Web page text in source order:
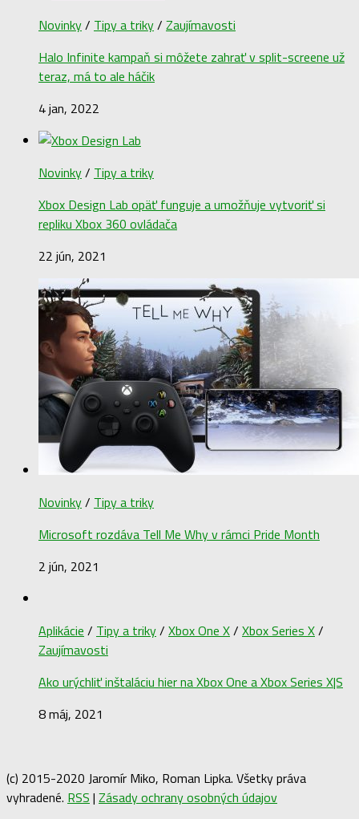
Novinky/ Tipy a triky/ Zaujímavosti
Halo Infinite kampaň si môžete zahrať v split-screene už
teraz, má to ale háčik
4 jan, 2022
Novinky/ Tipy a triky
Xbox Design Lab opäť funguje a umožňuje vytvoriť si
repliku Xbox 360 ovládača
22 jún, 2021
Novinky/ Tipy a triky
Microsoft rozdáva Tell Me Why v rámci Pride Month
2 jún, 2021
Aplikácie / Tipy a triky/ Xbox One X/ Xbox Series X/
Zaujímavosti
Ako urýchliť inštaláciu hier na Xbox One a Xbox Series X|S
8 máj, 2021
(c) 2015-2020 Jaromír Miko, Roman Lipka. Všetky práva
vyhradené. RSS | Zásady ochrany osobných údajov